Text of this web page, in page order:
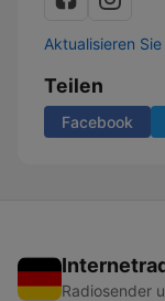
Aktualisieren
Teilen
Facebook
Radiosender